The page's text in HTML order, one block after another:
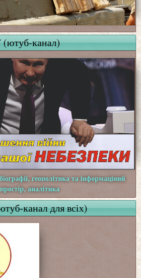
канал)
геополітика та інформаціний
простір, аналітика
канал для всіх)